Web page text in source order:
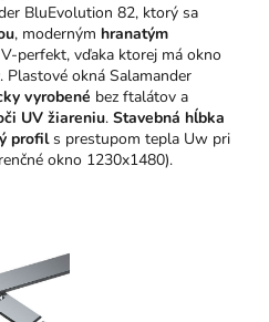
BluEvolution 82, ktorý sa
, moderným hranatým
perfekt, vďaka ktorej má okno
. Plastové okná Salamander
vyrobené bez ftalátov a
UV žiareniu. Stavebná hĺbka
profils prestupom tepla Uw pri
okno 1230x1480).